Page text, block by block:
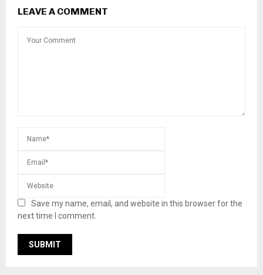
LEAVE A COMMENT
Save my name, email, and website in this browser for the
next time I comment.